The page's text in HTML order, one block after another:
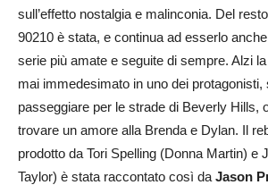
sull’effetto nostalgia e malinconia. Del
90210 è stata, e continua ad esserlo
serie più amate e seguite di sempre. Alzi
mai immedesimato in uno dei protagonisti,
passeggiare per le strade di Beverly Hills,
trovare un amore alla Brenda e Dylan. Il
prodotto da Tori Spelling (Donna Martin) e
Taylor) è stata raccontato così da Jason